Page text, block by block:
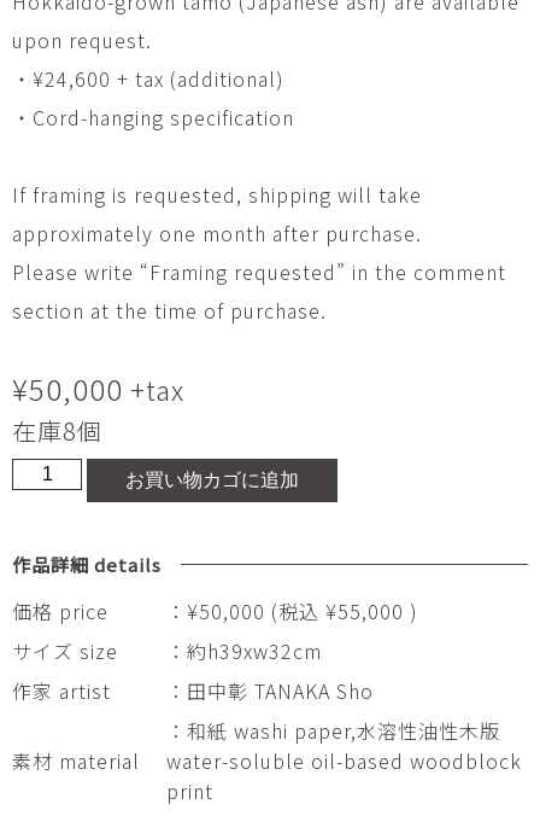
upon request.
・¥24,600 + tax (additional)
・Cord-hanging specification
If framing is requested, shipping will take
approximately one month after purchase.
Please write “Framing requested” in the comment
section at the time of purchase.
¥50,000 +tax
在庫8個
T-
Ryuhaku-
131
Daen
(sea)
個
お買い物カゴに追加
作品詳細 details
価格 price
：¥50,000 (税込 ¥55,000 )
サイズ size
：約h39xw32cm
作家 artist
：田中彰 TANAKA Sho
素材 material
：和紙 washi paper,水溶性油性木版
water-soluble oil-based woodblock
print